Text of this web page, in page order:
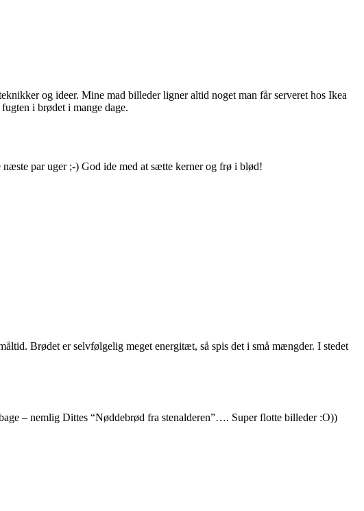
og ideer. Mine mad billeder ligner altid noget man får serveret hos Ikea
i brødet i mange dage.
par uger ;-) God ide med at sætte kerner og frø i blød!
Brødet er selvfølgelig meget energitæt, så spis det i små mængder. I stedet
– nemlig Dittes “Nøddebrød fra stenalderen”…. Super flotte billeder :O))